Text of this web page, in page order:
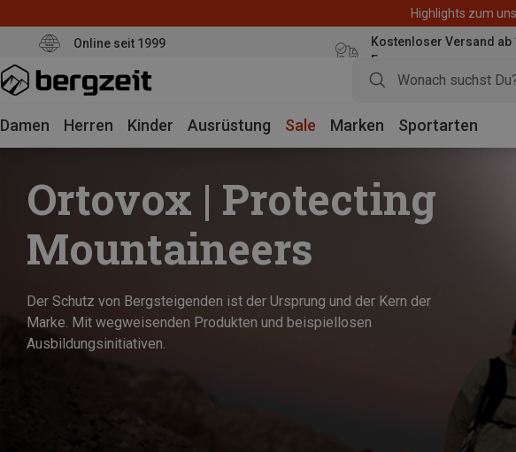
Highlights zum
Online seit 1999
Kostenloser Versand ab
Euro
Damen Herren Kinder Ausrüstung Sale Marken Sportarten
Ortovox | Protecting
Mountaineers
Der Schutz von Bergsteigenden ist der Ursprung und der Kern der
Marke. Mit wegweisenden Produkten und beispiellosen
Ausbildungsinitiativen.